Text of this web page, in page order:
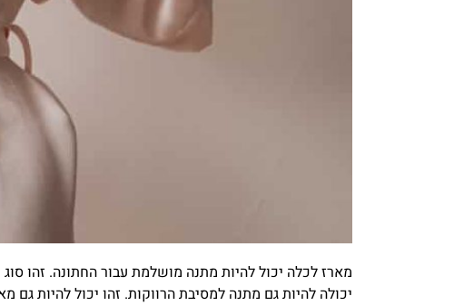
מארז לכלה יכול להיות מתנה מושלמת עבור החתונה. זהו
יכולה להיות גם מתנה למסיבת הרווקות. זהו יכול להיות גם